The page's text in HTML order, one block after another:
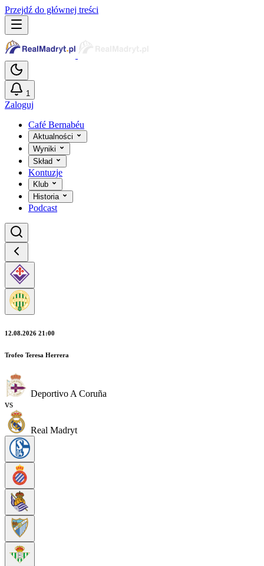
Przejdź do głównej treści
1
Zaloguj
Café Bernabéu
Aktualności
Wyniki
Skład
Kontuzje
Klub
Historia
Podcast
12.08.2026 21:00
Trofeo Teresa Herrera
Deportivo A Coruña
vs
Real Madryt